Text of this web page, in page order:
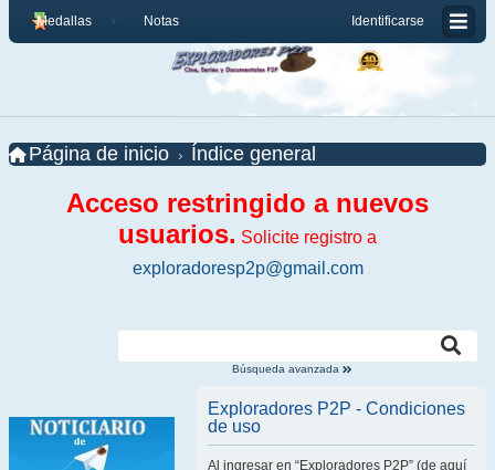
Identificarse
Medallas Notas
Página de inicio Índice general
Acceso restringido a nuevos
usuarios. Solicite registro a
exploradoresp2p@gmail.com
Búsqueda avanzada
Exploradores P2P - Condiciones
de uso
Al ingresar en “Exploradores P2P” (de aquí